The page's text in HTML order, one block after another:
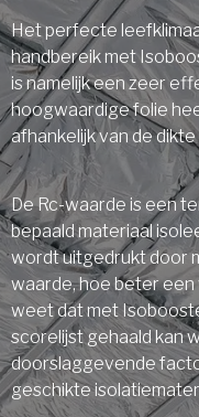
Het perfecte
handbereik met
is namelijk een zeer
hoogwaardige folie
afhankelijk van de
De Rc-waarde is een
bepaald materiaal
wordt uitgedrukt door
waarde, hoe beter een
weet dat met
scorelijst gehaald kan
doorslaggevende
geschikte